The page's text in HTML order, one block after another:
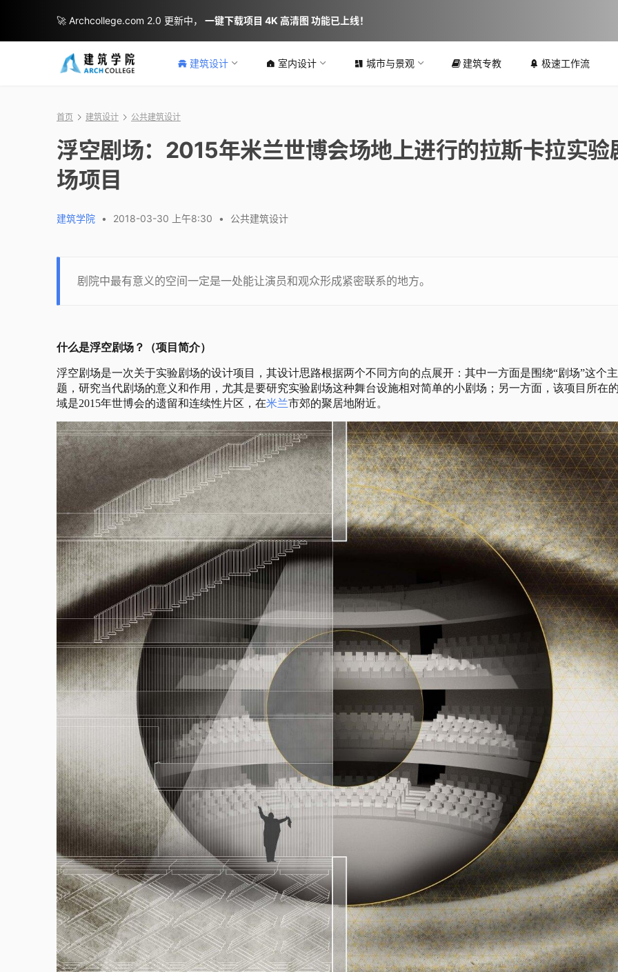
建筑设计 室内设计 城市与景观 建筑专教 极速工作流
首页 建筑设计 公共建筑设计
浮空剧场：2015年米兰世博会场地上进行的拉斯卡拉实验
场项目
建筑学院 • 2018-03-30 上午8:30 • 公共建筑设计
剧院中最有意义的空间一定是一处能让演员和观众形成紧密联系的地方。
什么是浮空剧场？（项目简介）
浮空剧场是一次关于实验剧场的设计项目，其设计思路根据两个不同方向的点展开：其中一方面是围绕“剧场”这个主
题，研究当代剧场的意义和作用，尤其是要研究实验剧场这种舞台设施相对简单的小剧场；另一方面，该项目所在
域是2015年世博会的遗留和连续性片区，在米兰市郊的聚居地附近。
🚀 Archcollege.com 2.0 更新中， 一键下载项目 4K 高清图 功能已上线！